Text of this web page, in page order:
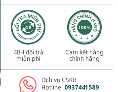
48H đổi trả
miễn phí
Cam kết hàng
chính hãng
Dịch vụ CSKH
Hotline: 0937441589